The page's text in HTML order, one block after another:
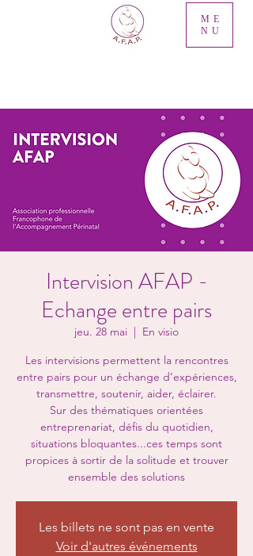
ME
NU
Intervision AFAP -
Echange entre pairs
jeu. 28 mai
  |
En visio
Les intervisions permettent la rencontres
entre pairs pour un échange d’expériences,
transmettre, soutenir, aider, éclairer.
Sur des thématiques orientées
entreprenariat, défis du quotidien,
situations bloquantes...ces temps sont
propices à sortir de la solitude et trouver
ensemble des solutions
Les billets ne sont pas en vente
Voir d'autres événements